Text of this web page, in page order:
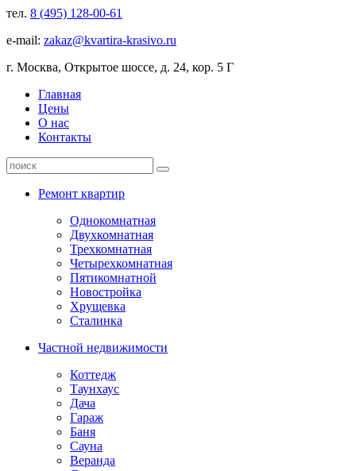
тел. 8 (495) 128-00-61
e-mail: zakaz@kvartira-krasivo.ru
г. Москва, Открытое шоссе, д. 24, кор. 5 Г
Главная
Цены
О нас
Контакты
Ремонт квартир
Однокомнатная
Двухкомнатная
Трехкомнатная
Четырехкомнатная
Пятикомнатной
Новостройка
Хрущевка
Сталинка
Частной недвижимости
Коттедж
Таунхаус
Дача
Гараж
Баня
Сауна
Веранда